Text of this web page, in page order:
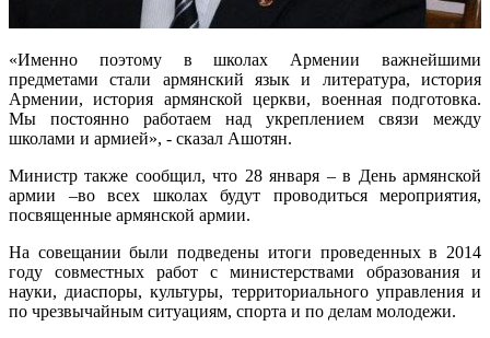
«Именно поэтому в школах Армении важнейшими
предметами стали армянский язык и литература, история
Армении, история армянской церкви, военная подготовка.
Мы постоянно работаем над укреплением связи между
школами и армией», - сказал Ашотян.
Министр также сообщил, что 28 января – в День армянской
армии –во всех школах будут проводиться мероприятия,
посвященные армянской армии.
На совещании были подведены итоги проведенных в 2014
году совместных работ с министерствами образования и
науки, диаспоры, культуры, территориального управления и
по чрезвычайным ситуациям, спорта и по делам молодежи.